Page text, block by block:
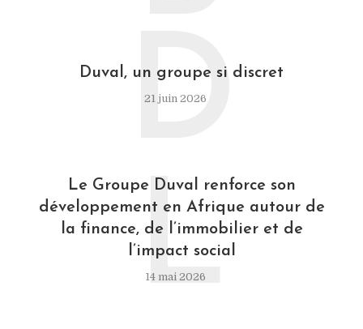
Duval, un groupe si discret
21 juin 2026
D
Le Groupe Duval renforce son
développement en Afrique autour de
la finance, de l’immobilier et de
l’impact social
14 mai 2026
L